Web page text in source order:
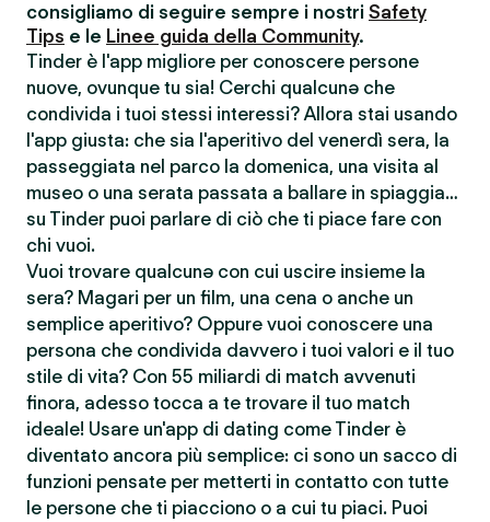
consigliamo di seguire sempre i nostri Safety
Tips e le Linee guida della Community.
Tinder è l'app migliore per conoscere persone
nuove, ovunque tu sia! Cerchi qualcunə che
condivida i tuoi stessi interessi? Allora stai usando
l'app giusta: che sia l'aperitivo del venerdì sera, la
passeggiata nel parco la domenica, una visita al
museo o una serata passata a ballare in spiaggia…
su Tinder puoi parlare di ciò che ti piace fare con
chi vuoi.
Vuoi trovare qualcunə con cui uscire insieme la
sera? Magari per un film, una cena o anche un
semplice aperitivo? Oppure vuoi conoscere una
persona che condivida davvero i tuoi valori e il tuo
stile di vita? Con 55 miliardi di match avvenuti
finora, adesso tocca a te trovare il tuo match
ideale! Usare un'app di dating come Tinder è
diventato ancora più semplice: ci sono un sacco di
funzioni pensate per metterti in contatto con tutte
le persone che ti piacciono o a cui tu piaci. Puoi